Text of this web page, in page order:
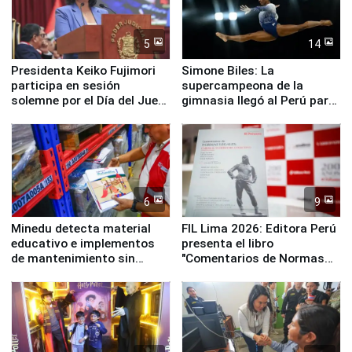
5
Presidenta Keiko Fujimori
participa en sesión
solemne por el Día del Juez
14
Simone Biles: La
supercampeona de la
gimnasia llegó al Perú para
Panamericanos Lima 2027
6
Minedu detecta material
educativo e implementos
de mantenimiento sin
la UGEL 2
9
FIL Lima 2026: Editora Perú
presenta el libro
"Comentarios de Normas
Derecho Colectivo"